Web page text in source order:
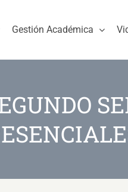
Gestión Académica